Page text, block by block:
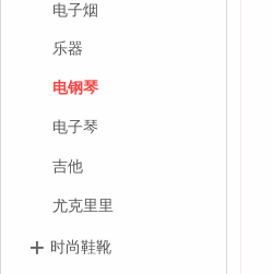
电子烟
乐器
电钢琴
电子琴
吉他
尤克里里
时尚鞋靴